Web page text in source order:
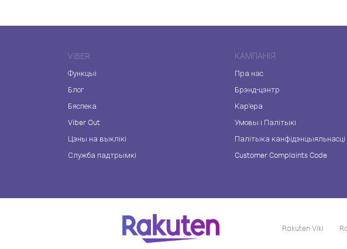
VIBER
Функцыі
Блог
Бяспека
Viber Out
Цэны на выклікі
Служба падтрымкі
КАМПАНІЯ
Пра нас
Брэнд-цэнтр
Кар'ера
Умовы і Палітыкі
Палітыка канфідэнцыяльнасці
Customer Complaints Code
Rakuten Viki